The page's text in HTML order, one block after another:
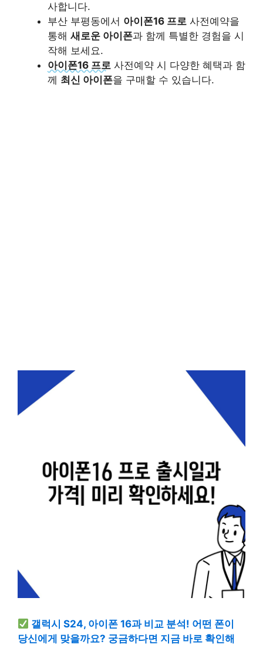
사합니다.
부산 부평동에서 아이폰16 프로 사전예약을
통해 새로운 아이폰과 함께 특별한 경험을 시
작해 보세요.
아이폰16 프로 사전예약 시 다양한 혜택과 함
께 최신 아이폰을 구매할 수 있습니다.
갤럭시 S24, 아이폰 16과 비교 분석! 어떤 폰이
당신에게 맞을까요? 궁금하다면 지금 바로 확인해